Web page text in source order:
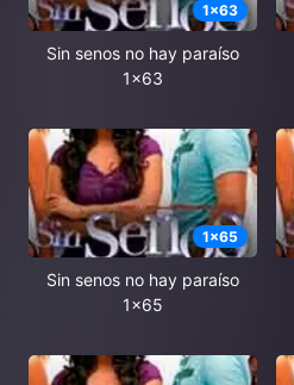
1x63
Sin senos no hay paraíso
1x63
1x65
Sin senos no hay paraíso
1x65